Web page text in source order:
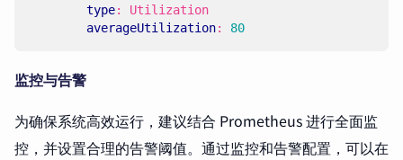
type:
Utilization
averageUtilization: 80
监控与告警
为确保系统高效运行，建议结合 Prometheus 进行全面监
控，并设置合理的告警阈值。通过监控和告警配置，可以在